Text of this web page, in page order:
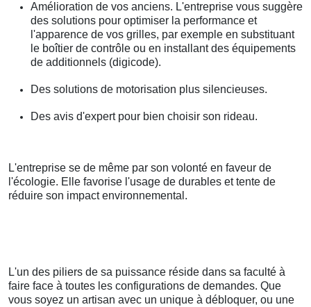
Amélioration de vos anciens. L'entreprise vous suggère
des solutions pour optimiser la performance et
l'apparence de vos grilles, par exemple en substituant
le boîtier de contrôle ou en installant des équipements
de additionnels (digicode).
Des solutions de motorisation plus silencieuses.
Des avis d'expert pour bien choisir son rideau.
L'entreprise se de même par son volonté en faveur de
l'écologie. Elle favorise l'usage de durables et tente de
réduire son impact environnemental.
L'un des piliers de sa puissance réside dans sa faculté à
faire face à toutes les configurations de demandes. Que
vous soyez un artisan avec un unique à débloquer, ou une